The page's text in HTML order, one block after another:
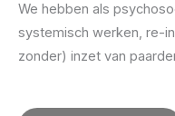
We hebben als
systemisch werken, re-
zonder) inzet van